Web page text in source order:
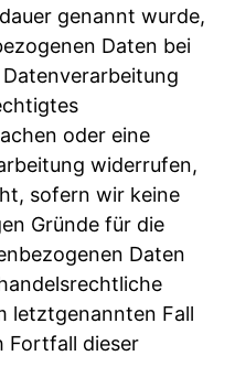
genannt wurde,
Daten bei
oder eine
widerrufen,
sofern wir keine
Gründe für die
Daten
letztgenannten Fall
Fortfall dieser